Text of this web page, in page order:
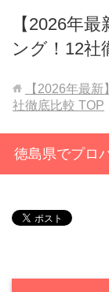
【2026年
ング！12社
【2026年最
社徹底比較 TOP
徳島県でプロ